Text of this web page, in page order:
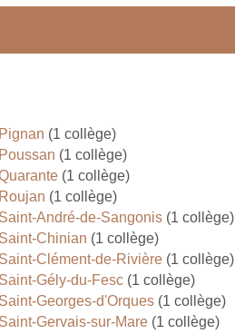
(1 collège)
(1 collège)
(1 collège)
(1 collège)
André-de-Sangonis(1 collège)
Chinian (1 collège)
Clément-de-Rivière(1 collège)
Gély-du-Fesc(1 collège)
Georges-d'Orques(1 collège)
Gervais-sur-Mare(1 collège)